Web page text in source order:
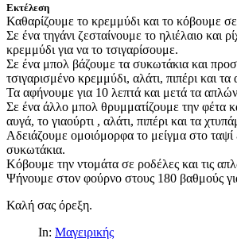
Εκτέλεση
Καθαρίζουμε το κρεμμύδι και το κόβουμε
Σε ένα τηγάνι ζεσταίνουμε το ηλιέλαιο και
κρεμμύδι για να το τσιγαρίσουμε.
Σε ένα μπολ βάζουμε τα συκωτάκια και
τσιγαρισμένο κρεμμύδι, αλάτι, πιπέρι και
Τα αφήνουμε για 10 λεπτά και μετά τα
Σε ένα άλλο μπολ θρυμματίζουμε την φέτα
αυγά, το γιαούρτι , αλάτι, πιπέρι και τα
Αδειάζουμε ομοιόμορφα το μείγμα στο
συκωτάκια.
Κόβουμε την ντομάτα σε ροδέλες και τις
Ψήνουμε στον φούρνο στους 180 βαθμούς
Καλή σας όρεξη.
In: Μαγειρικής